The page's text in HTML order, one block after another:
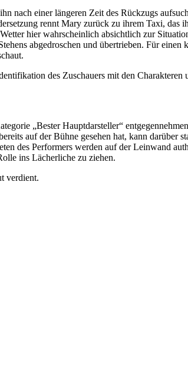
einer längeren Zeit des Rückzugs
rennt Mary zurück zu ihrem Taxi, das
hier wahrscheinlich absichtlich zur
abgedroschen und übertrieben. Für
des Zuschauers mit den Charakteren
„Bester Hauptdarsteller“
auf der Bühne gesehen hat, kann darüber
des Performers werden auf der Leinwand
ins Lächerliche zu ziehen.
verdient.